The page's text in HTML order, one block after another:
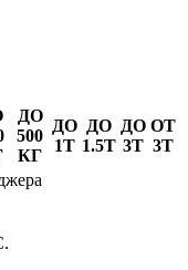
ДО
500
КГ
ДО
1Т
ДО
1.5Т
ДО
3Т
ОТ
3Т